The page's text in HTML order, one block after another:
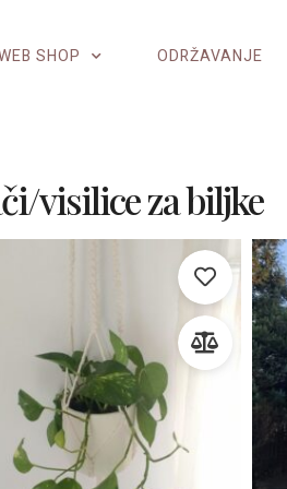
SHOP ODRŽAVANJE
visilice za biljke